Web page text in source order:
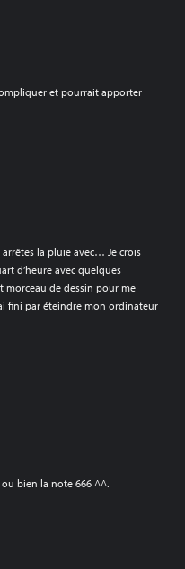
et pourrait apporter
la pluie avec… Je crois
d’heure avec quelques
morceau de dessin pour me
fini par éteindre mon ordinateur
ou bien la note 666 ^^.